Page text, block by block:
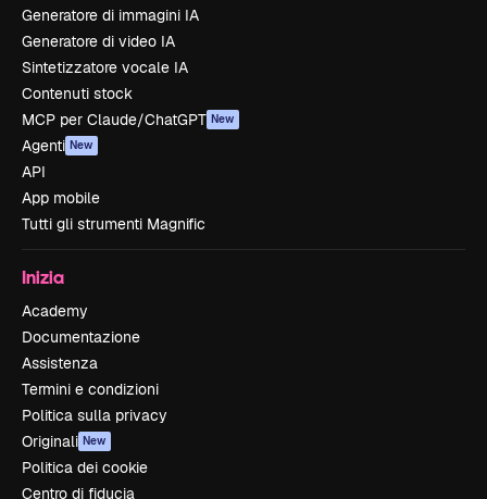
Generatore di immagini IA
Generatore di video IA
Sintetizzatore vocale IA
Contenuti stock
MCP per Claude/ChatGPT New
Agenti New
API
App mobile
Tutti gli strumenti Magnific
Inizia
Academy
Documentazione
Assistenza
Termini e condizioni
Politica sulla privacy
Originali New
Politica dei cookie
Centro di fiducia